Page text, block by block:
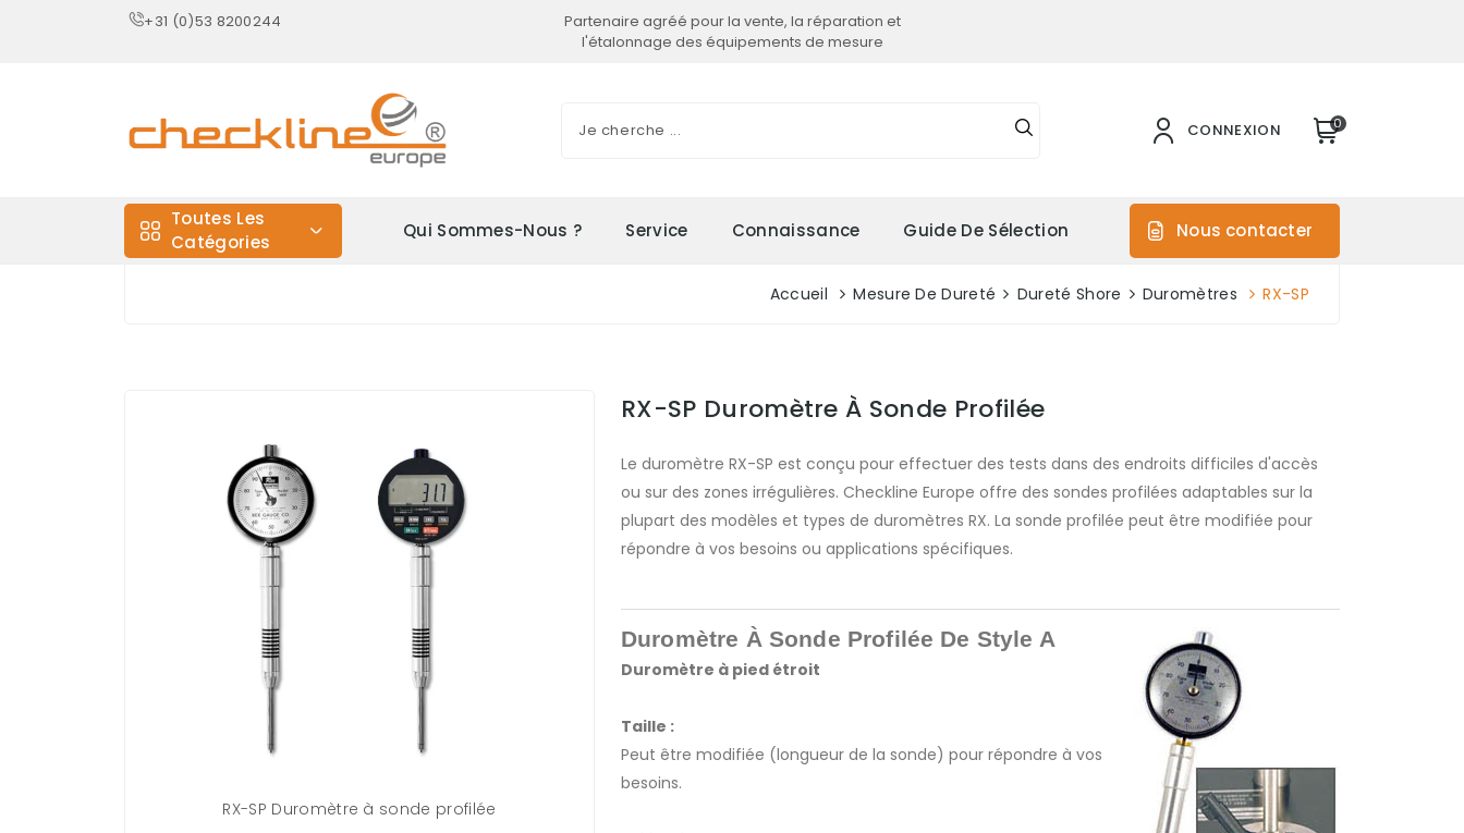
+31 (0)53 8200244
Partenaire agréé pour la vente, la réparation et
l'étalonnage des équipements de mesure
CONNEXION 0
Toutes Les
Catégories
Qui Sommes-Nous ? Service Connaissance Guide De Sélection Nous contacter
Accueil Mesure De Dureté Dureté Shore Duromètres RX-SP
RX-SP Duromètre à sonde profilée RX-SP Duromètre à sonde profilée
RX-SP Duromètre À Sonde Profilée
Le duromètre RX-SP est conçu pour effectuer des tests dans des endroits difficiles d'accès
ou sur des zones irrégulières. Checkline Europe offre des sondes profilées adaptables sur la
plupart des modèles et types de duromètres RX. La sonde profilée peut être modifiée pour
répondre à vos besoins ou applications spécifiques.
Duromètre À Sonde Profilée De Style A
Duromètre à pied étroit
Taille :
Peut être modifiée (longueur de la sonde) pour répondre à vos
besoins.